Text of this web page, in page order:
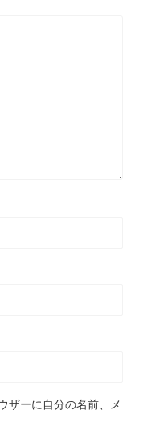
ザーに自分の名前、メ